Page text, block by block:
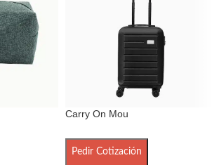
Carry On Mou
Pedir Cotización